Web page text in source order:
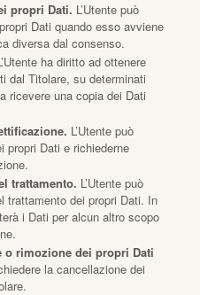
propri Dati. L’Utente può
Dati quando esso avviene
diversa dal consenso.
ha diritto ad ottenere
dal Titolare, su determinati
ricevere una copia dei Dati
L’Utente può
propri Dati e richiederne
trattamento. L’Utente può
trattamento dei propri Dati. In
i Dati per alcun altro scopo
o rimozione dei propri Dati
la cancellazione dei